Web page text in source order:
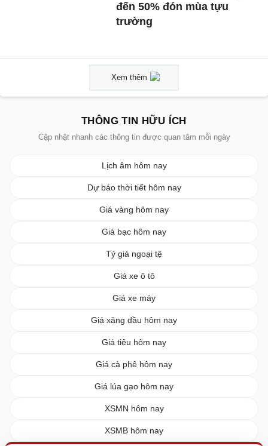
đến 50% đón mùa tựu
trường
Xem thêm
THÔNG TIN HỮU ÍCH
Cập nhật nhanh các thông tin được quan tâm mỗi ngày
Lịch âm hôm nay
Dự báo thời tiết hôm nay
Giá vàng hôm nay
Giá bạc hôm nay
Tỷ giá ngoại tệ
Giá xe ô tô
Giá xe máy
Giá xăng dầu hôm nay
Giá tiêu hôm nay
Giá cà phê hôm nay
Giá lúa gạo hôm nay
XSMN hôm nay
XSMB hôm nay